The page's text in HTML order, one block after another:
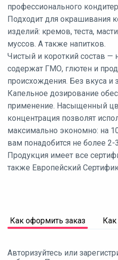
профессионального
Подходит для окрашивания
изделий: кремов, теста,
муссов. А также напитков.
Чистый и короткий состав —
содержат ГМО, глютен и
происхождения. Без вкуса и
Капельное дозирование
применение. Насыщенный
концентрация позволят
максимально экономно: на
вам понадобится не более 2-
Продукция имеет все
также Европейский
Как оформить заказ Как
Авторизуйтесь или